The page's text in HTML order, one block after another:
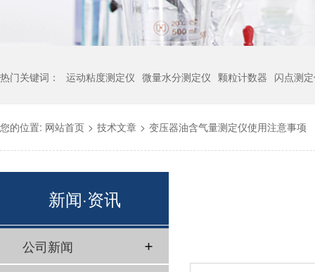
热门关键词： 运动粘度测定仪 微量水分测定仪 颗粒计数器 闪点测
您的位置: 网站首页 > 技术文章 > 变压器油含气量测定仪使用注意事项
新闻·资讯
公司新闻